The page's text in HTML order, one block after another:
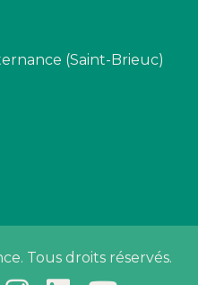
(Saint-Brieuc)
Tous droits réservés.